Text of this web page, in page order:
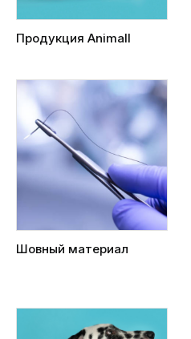
Продукция Animall
Шовный материал